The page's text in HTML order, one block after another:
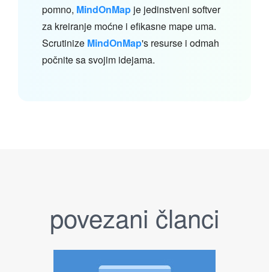
pomno, MindOnMap je jedinstveni softver
za kreiranje moćne i efikasne mape uma.
Scrutinize MindOnMap's resurse i odmah
počnite sa svojim idejama.
povezani članci